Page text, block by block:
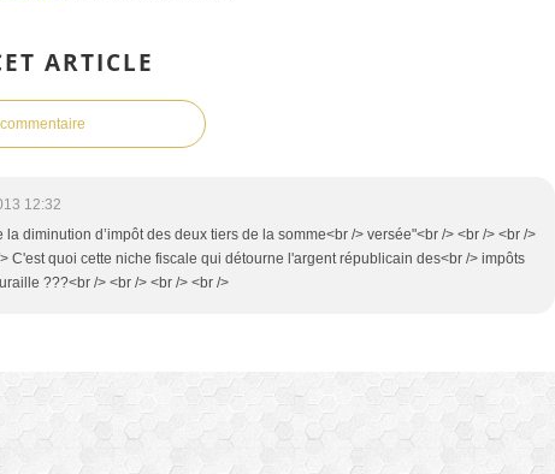
ARTICLE
12:32
diminution d’impôt des deux tiers de la somme<br /> versée"<br /> <br /> <br />
C'est quoi cette niche fiscale qui détourne l'argent républicain des<br /> impôts
???<br /> <br /> <br /> <br />